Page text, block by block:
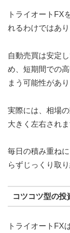
トライオートFX
れるわけではあり
自動売買は安定
め、短期間での
まう可能性があり
実際には、相場
大きく左右されま
毎日の積み重ね
らずじっくり取
コツコツ型の投
トライオートFX